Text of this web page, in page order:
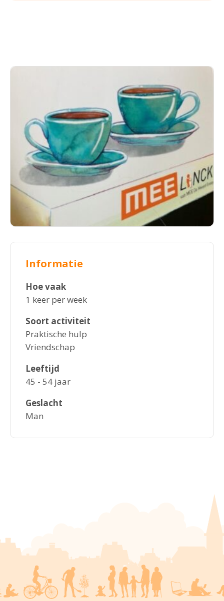
Informatie
Hoe vaak
1 keer per week
Soort activiteit
Praktische hulp
Vriendschap
Leeftijd
45 - 54 jaar
Geslacht
Man